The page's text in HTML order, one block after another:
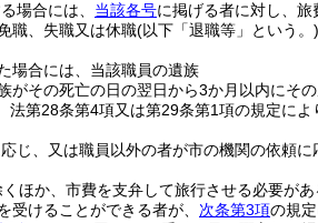
場合には、 当該各号に掲げる者に対し、旅
職、失職又は休職(以下「退職等」という。)
場合には、当該職員の遺族
がその死亡の日の翌日から3か月以内にそ
第28条第4項又は第29条第1項の規定によ
じ、又は職員以外の者が市の機関の依頼
ほか、市費を支弁して旅行させる必要があ
受けることができる者が、 次条第3項の規